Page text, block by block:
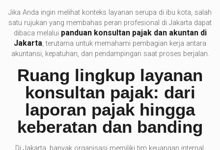
Jika Anda ingin melihat konteks layanan serupa di ibu kota, salah
satu rujukan yang membahas peran profesional di Jakarta dapat
dibaca melalui panduan konsultan pajak dan akuntan di
Jakarta, terutama untuk memahami pembagian kerja antara
akuntansi, kepatuhan, dan pendampingan saat proses berjalan.
Ruang lingkup layanan
konsultan pajak: dari
laporan pajak hingga
keberatan dan banding
Di Jakarta, banyak organisasi memiliki tim keuangan internal,